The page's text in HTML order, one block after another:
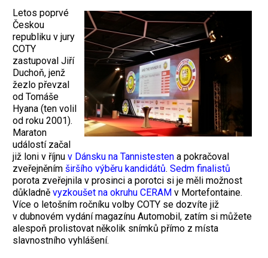
Letos poprvé
Českou
republiku v jury
COTY
zastupoval Jiří
Duchoň, jenž
žezlo převzal
od Tomáše
Hyana (ten volil
od roku 2001).
Maraton
událostí začal
již loni v říjnu v Dánsku na Tannistesten a pokračoval
zveřejněním širšího výběru kandidátů. Sedm finalistů
porota zveřejnila v prosinci a porotci si je měli možnost
důkladně vyzkoušet na okruhu CERAM v Mortefontaine.
Více o letošním ročníku volby COTY se dozvíte již
v dubnovém vydání magazínu Automobil, zatím si můžete
alespoň prolistovat několik snímků přímo z místa
slavnostního vyhlášení.